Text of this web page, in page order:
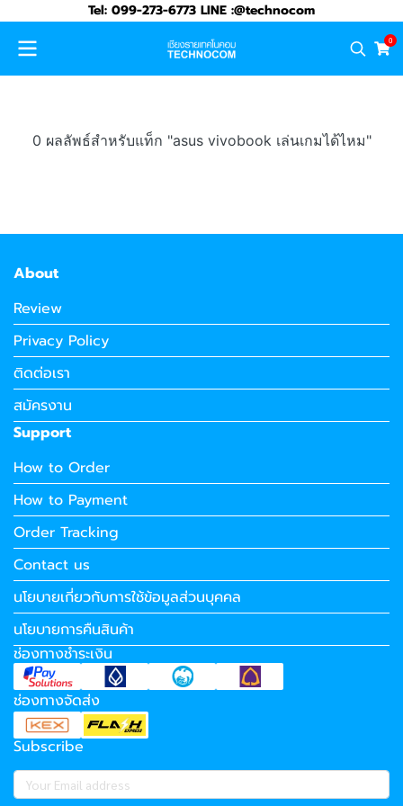
Tel: 099-273-6773 LINE :@technocom
0
0 ผลลัพธ์สำหรับแท็ก "asus vivobook เล่นเกมได้ไหม"
About
Review
Privacy Policy
ติดต่อเรา
สมัครงาน
Support
How to Order
How to Payment
Order Tracking
Contact us
นโยบายเกี่ยวกับการใช้ข้อมูลส่วนบุคคล
นโยบายการคืนสินค้า
ช่องทางชำระเงิน
ช่องทางจัดส่ง
Subscribe